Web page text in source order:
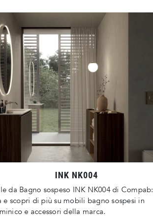
INK NK004
da Bagno sospeso INK NK004 di Compab:
e scopri di più su mobili bagno sospesi in
e accessori della marca.